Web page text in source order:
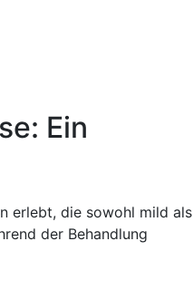
Ein
⁢erlebt, die sowohl mild als
der Behandlung